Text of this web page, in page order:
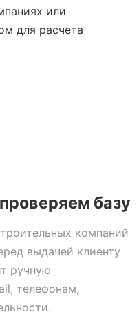
или
для расчета
базу
компаний
выдачей клиенту
ручную
телефонам,